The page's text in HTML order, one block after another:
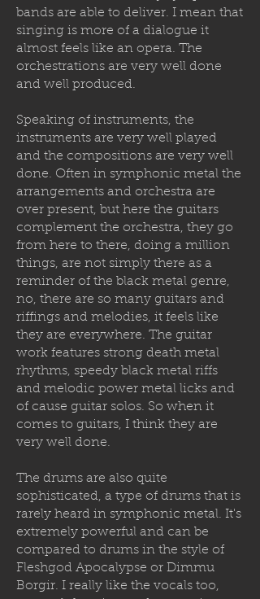
bands are able to deliver. I mean that
singing is more of a dialogue it
almost feels like an opera. The
orchestrations are very well done
and well produced.
Speaking of instruments, the
instruments are very well played
and the compositions are very well
done. Often in symphonic metal the
arrangements and orchestra are
over present, but here the guitars
complement the orchestra, they go
from here to there, doing a million
things, are not simply there as a
reminder of the black metal genre,
no, there are so many guitars and
riffings and melodies, it feels like
they are everywhere. The guitar
work features strong death metal
rhythms, speedy black metal riffs
and melodic power metal licks and
of cause guitar solos. So when it
comes to guitars, I think they are
very well done.
The drums are also quite
sophisticated, a type of drums that is
rarely heard in symphonic metal. It's
extremely powerful and can be
compared to drums in the style of
Fleshgod Apocalypse or Dimmu
Borgir. I really like the vocals too,